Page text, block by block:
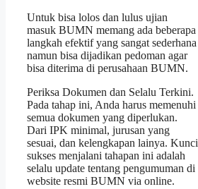
Untuk bisa lolos dan lulus ujian
masuk BUMN memang ada beberapa
langkah efektif yang sangat sederhana
namun bisa dijadikan pedoman agar
bisa diterima di perusahaan BUMN.
Periksa Dokumen dan Selalu Terkini.
Pada tahap ini, Anda harus memenuhi
semua dokumen yang diperlukan.
Dari IPK minimal, jurusan yang
sesuai, dan kelengkapan lainya. Kunci
sukses menjalani tahapan ini adalah
selalu update tentang pengumuman di
website resmi BUMN via online.